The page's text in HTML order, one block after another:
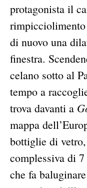
protagonista il
di nuovo una
finestra.
celano sotto al
tempo a
trova davanti a
mappa
bottiglie di
complessiva di
che fa